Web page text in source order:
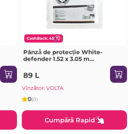
CashBack: 45
Pânză de protecție White-
defender 1.52 x 3.05 m
89 L
Vînzător: VOLTA
0(0)
Cumpără Rapid